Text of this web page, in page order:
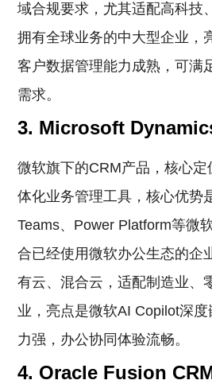
域合规要求，尤其适配高科技
拥有全球业务的中大型企业，
客户数据管理能力成熟，可满
需求。
3. Microsoft
微软旗下的CRM产品，核心
体化业务管理工具，核心优势
Teams、Power Platform等微
合已经使用微软办公生态的企
有云、混合云，适配制造业、
业，亮点是微软AI Copilot深
力强，办公协同体验流畅。
4. Oracle Fusion